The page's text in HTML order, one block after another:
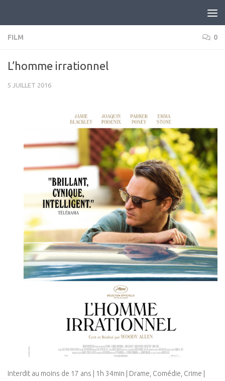
FILM 0
L’homme irrationnel
5 JUILLET 2016
Interdit au moins de 17 ans | 1h 34min | Drame, Comédie, Crime |